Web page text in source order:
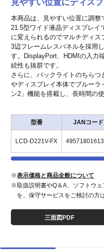
見やすい位置にディス
本商品は、見やすい位置に調
21.5型ワイド液晶ディスプレイ
に変えられるのでマルチディス
3辺フレームレスパネルを採用
す。DisplayPort、HDMIの入力
続性も抜群です。
さらに、バックライトのちら
やディスプレイ本体でブルーラ
ン2」機能を搭載し、長時間の
型番 JANコード
LCD-D221V-FX
※表示価格と商品全般について
※取扱説明書やQ＆A、ソフトウェ
を、保守サービスをご検討の方
三面図PDF